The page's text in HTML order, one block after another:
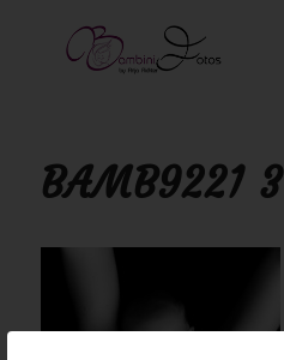
BAMB9221 3